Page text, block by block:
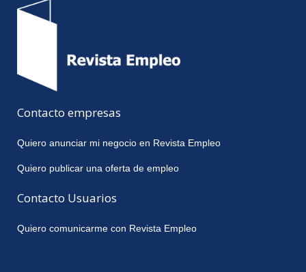
Contacto empresas
Quiero anunciar mi negocio en Revista Empleo
Quiero publicar una oferta de empleo
Contacto Usuarios
Quiero comunicarme con Revista Empleo